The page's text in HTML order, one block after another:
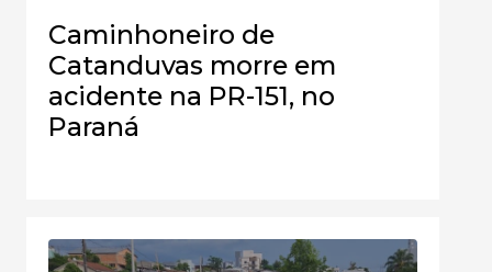
Caminhoneiro de
Catanduvas morre em
acidente na PR-151, no
Paraná